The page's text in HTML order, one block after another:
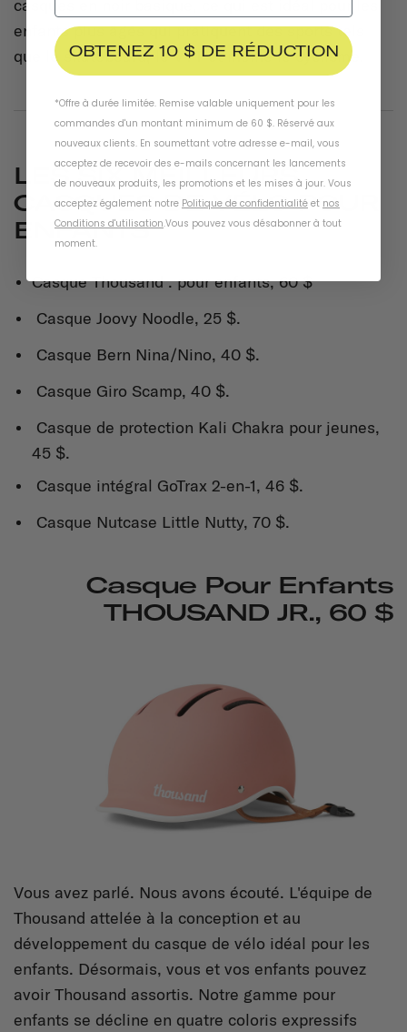
casques en noir basique, ce qui est idéal pour les
enfants plus âgés qui pratiquent des sports tels
que le skateboard, le VTT et même le cyclisme.
LES SIX MEILLEURS
CASQUES DE VÉLO POUR
ENFANTS
Casque Thousand . pour enfants, 60 $
Casque Joovy Noodle, 25 $.
Casque Bern Nina/Nino, 40 $.
Casque Giro Scamp, 40 $.
Casque de protection Kali Chakra pour jeunes,
45 $.
Casque intégral GoTrax 2-en-1, 46 $.
Casque Nutcase Little Nutty, 70 $.
Casque Pour Enfants
THOUSAND JR., 60 $
Vous avez parlé. Nous avons écouté. L'équipe de
Thousand attelée à la conception et au
développement du casque de vélo idéal pour les
enfants. Désormais, vous et vos enfants pouvez
avoir Thousand assortis. Notre gamme pour
enfants se décline en quatre coloris expressifs
OBTENEZ 10 $ DE RÉDUCTION
*Offre à durée limitée. Remise valable uniquement pour les
commandes d'un montant minimum de 60 $. Réservé aux
nouveaux clients. En soumettant votre adresse e-mail, vous
acceptez de recevoir des e-mails concernant les lancements
de nouveaux produits, les promotions et les mises à jour. Vous
acceptez également notre Politique de confidentialité et nos
Conditions d'utilisation.Vous pouvez vous désabonner à tout
moment.